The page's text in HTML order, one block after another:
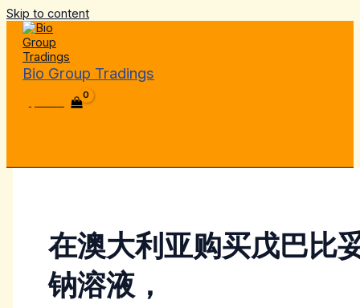
Skip to content
Bio Group Tradings
在澳大利亚购买戊巴比
钠溶液，